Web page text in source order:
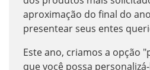
aproximação do final do
presentear seus entes
Este ano, criamos a opção
que você possa